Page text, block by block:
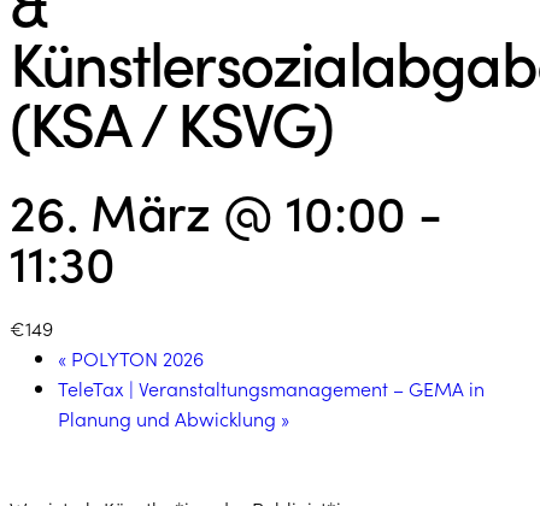
(KSA / KSVG)
26. März @ 10:00 -
11:30
€149
« POLYTON 2026
TeleTax | Veranstaltungsmanagement – GEMA in
Planung und Abwicklung »